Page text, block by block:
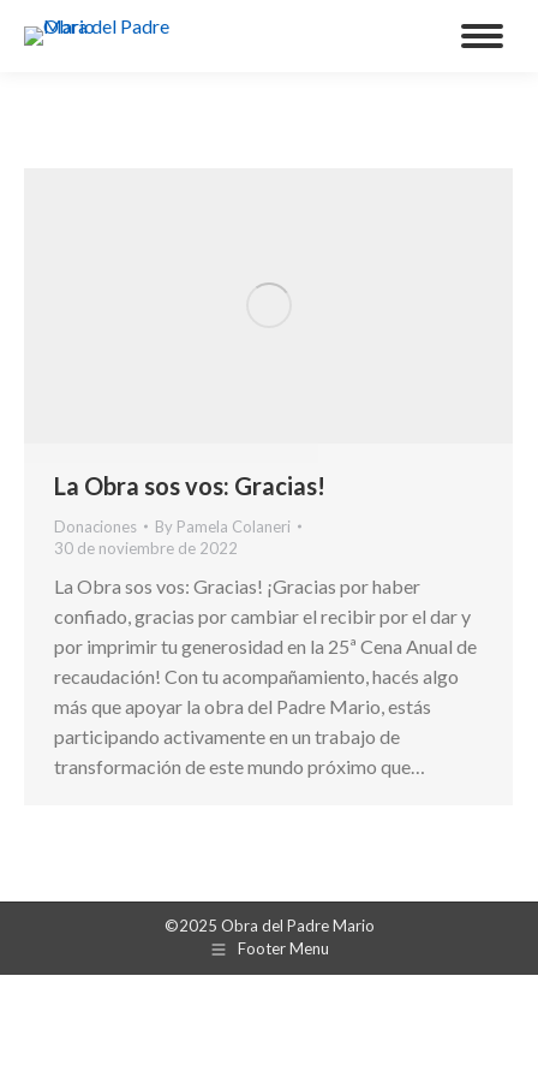
La Obra sos vos: Gracias!
Donaciones By Pamela Colaneri
30 de noviembre de 2022
La Obra sos vos: Gracias! ¡Gracias por haber
confiado, gracias por cambiar el recibir por el dar y
por imprimir tu generosidad en la 25ª Cena Anual de
recaudación! Con tu acompañamiento, hacés algo
más que apoyar la obra del Padre Mario, estás
participando activamente en un trabajo de
transformación de este mundo próximo que…
©2025 Obra del Padre Mario
Footer Menu